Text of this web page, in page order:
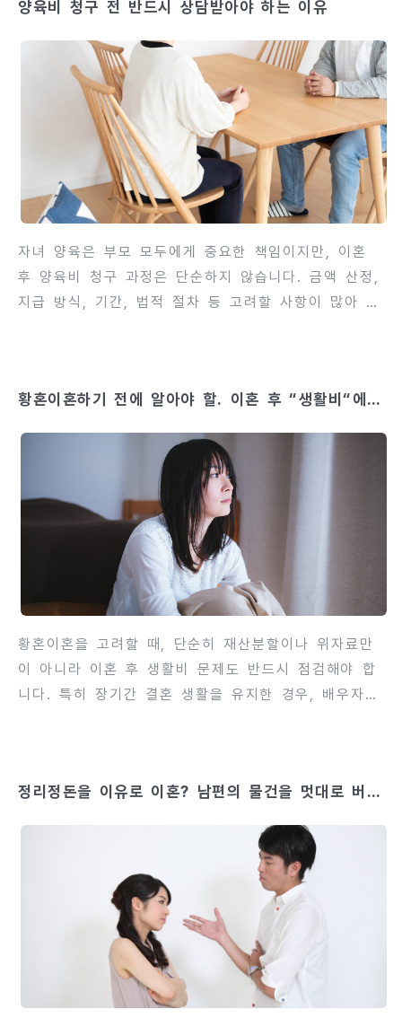
있습니다. 외도 행위 감시의 법적 쟁점은 사생활 보호,
나뉩니다. 법원에서 외도 증거를 제출할 때, 해당 증거
가 합법적으로 수집되었는지도 중요한 판단 기준이 됩
니다. 불법 수집 증거는 오히려 이혼 소송에서 배척될
수 있습니다. 이 글에서는 배우자의 외도 감시에 따른
위법성, 합법적 증거 수집 방법, 주의점과 대응 전략까
지 단계별로 상세히 ..
양육비 청구 전 반드시 상담받아야 하는 이유
자녀 양육은 부모 모두에게 중요한 책임이지만, 이혼
후 양육비 청구 과정은 단순하지 않습니다. 금액 산정,
지급 방식, 기간, 법적 절차 등 고려할 사항이 많아 혼
준, 지급 방법, 강제 집행 절차까지 미리 확인할 수 있
하고, 분쟁을 최소화하는 데 큰 도움이 됩니다. 이 글
에서는 양육비 청구 전 상담이 필수적인 이유를 단계별
로 상세히 설명합니다. 상담을 통해 확인할 수 있는 사
항과 준비 과정, 법적 대응 전략까지 모두 안내하여,
부모가 자녀의 권리와 자신의 법적 권리를 동시에 보호
할 수 있도록 합니..
황혼이혼하기 전에 알아야 할. 이혼 후 “생활비“에
황혼이혼을 고려할 때, 단순히 재산분할이나 위자료만
이 아니라 이혼 후 생활비 문제도 반드시 점검해야 합
니다. 특히 장기간 결혼 생활을 유지한 경우, 배우자가
한 요소와 연계되어 결정됩니다. 황혼이혼에서는 고령
위자료 외에도 이혼 후 생활안정권을 고려하게 됩니다.
이 글에서는 황혼이혼 시 이혼 후 생활비의 개념, 산정
기준, 지급 방법, 법적 고려사항과 대응 전략까지 단계
별로 상세히 안내합니다. 이를 통해 황혼이혼을 준비하
는 부부가 권리와 현실적 생활 안정 모두를 확보할 수
있도록 도움을 줍니다.c..
정리정돈을 이유로 이혼? 남편의 물건을 멋대로 버린